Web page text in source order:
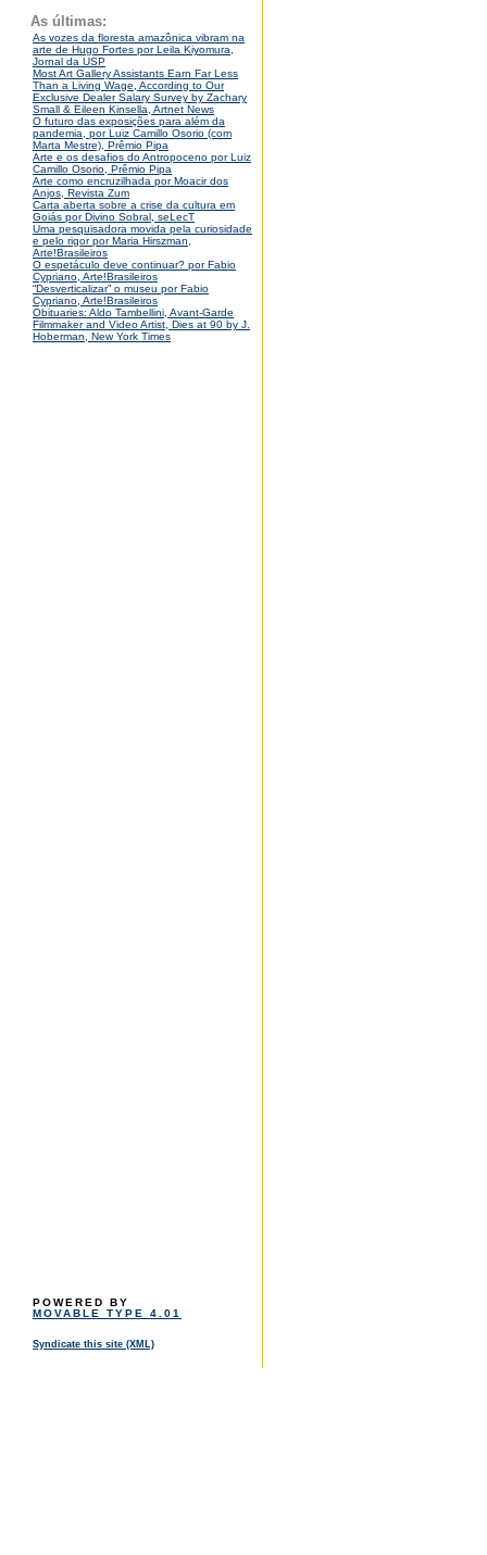
As últimas:
As vozes da floresta amazônica vibram na
arte de Hugo Fortes por Leila Kiyomura,
Jornal da USP
Most Art Gallery Assistants Earn Far Less
Than a Living Wage, According to Our
Exclusive Dealer Salary Survey by Zachary
Small & Eileen Kinsella, Artnet News
O futuro das exposições para além da
pandemia, por Luiz Camillo Osorio (com
Marta Mestre), Prêmio Pipa
Arte e os desafios do Antropoceno por Luiz
Camillo Osorio, Prêmio Pipa
Arte como encruzilhada por Moacir dos
Anjos, Revista Zum
Carta aberta sobre a crise da cultura em
Goiás por Divino Sobral, seLecT
Uma pesquisadora movida pela curiosidade
e pelo rigor por Maria Hirszman,
Arte!Brasileiros
O espetáculo deve continuar? por Fabio
Cypriano, Arte!Brasileiros
“Desverticalizar” o museu por Fabio
Cypriano, Arte!Brasileiros
Obituaries: Aldo Tambellini, Avant-Garde
Filmmaker and Video Artist, Dies at 90 by J.
Hoberman, New York Times
POWERED BY
MOVABLE TYPE 4.01
Syndicate this site (XML)